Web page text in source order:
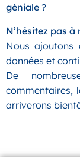
géniale ?
N’hésitez pas
Nous ajoutons
données et
De
commentaires,
arriverons